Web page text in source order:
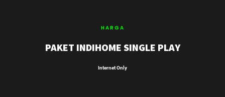
HARGA
PAKET INDIHOME SINGLE PLAY
Internet Only